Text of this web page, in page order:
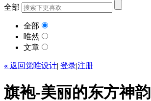
全部
全部
唯然
文章
« 返回觉唯设计| 登录|注册
旗袍-美丽的东方神韵